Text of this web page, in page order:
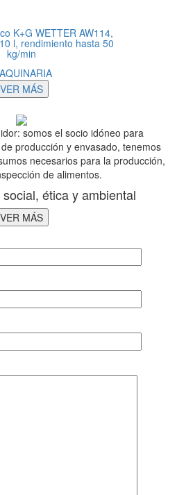
K+G WETTER AW114,
l, rendimiento hasta 50
kg/min
VER MÁS
somos el socio idóneo para
producción y envasado, tenemos
necesarios para la producción,
de alimentos.
ética y ambiental
VER MÁS